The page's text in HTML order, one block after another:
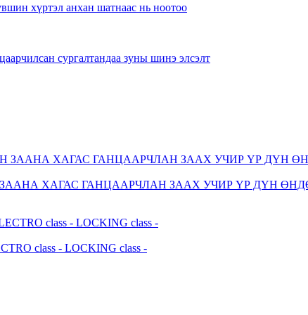
хүртэл анхан шатнаас нь ноотоо
сургалтандаа зуны шинэ элсэлт
ХАГАС ГАНЦААРЧЛАН ЗААХ УЧИР ҮР ДҮН
class - LOCKING class -